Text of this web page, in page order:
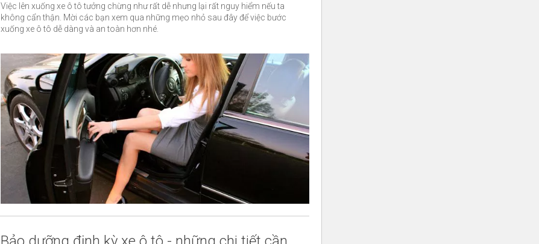
Việc lên xuống xe ô tô tưởng chừng như rất dễ nhưng lại rất nguy hiểm nếu ta
không cẩn thận. Mời các bạn xem qua những mẹo nhỏ sau đây để việc bước
xuống xe ô tô dễ dàng và an toàn hơn nhé.